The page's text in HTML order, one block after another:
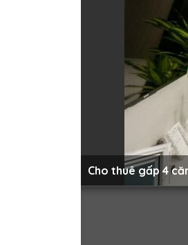
Cho thuê gấp 4